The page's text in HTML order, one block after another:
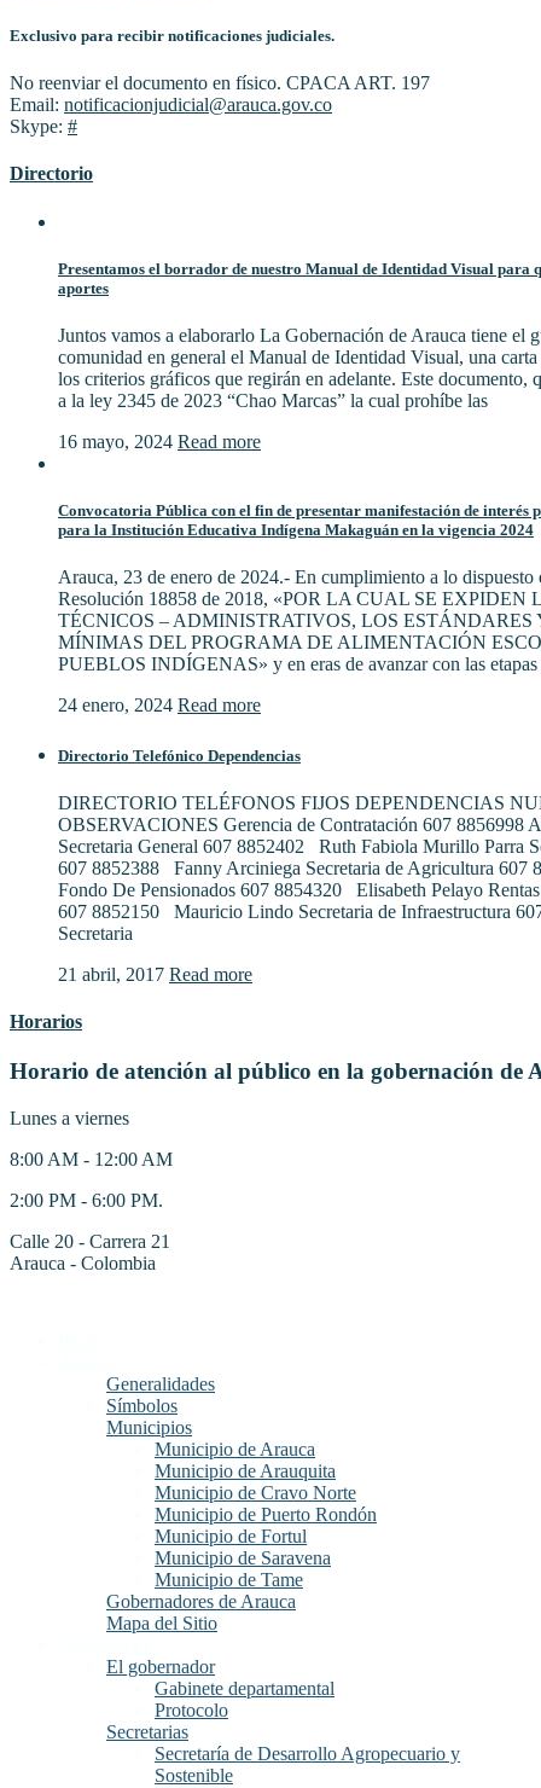
Exclusivo para recibir notificaciones judiciales.
No reenviar el documento en físico. CPACA ART. 197
Email: notificacionjudicial@arauca.gov.co
Skype: #
Directorio
Presentamos el borrador de nuestro Manual de Identidad Visual para
aportes
Juntos vamos a elaborarlo La Gobernación de Arauca tiene el
comunidad en general el Manual de Identidad Visual, una
los criterios gráficos que regirán en adelante. Este documento,
a la ley 2345 de 2023 “Chao Marcas” la cual prohíbe las
16 mayo, 2024 Read more
Convocatoria Pública con el fin de presentar manifestación de interés
para la Institución Educativa Indígena Makaguán en la vigencia 2024
Arauca, 23 de enero de 2024.- En cumplimiento a lo dispuesto
Resolución 18858 de 2018, «POR LA CUAL SE
TÉCNICOS – ADMINISTRATIVOS, LOS ESTÁNDARES
MÍNIMAS DEL PROGRAMA DE ALIMENTACIÓN
PUEBLOS INDÍGENAS» y en eras de avanzar con las etapas
24 enero, 2024 Read more
Directorio Telefónico Dependencias
DIRECTORIO TELÉFONOS FIJOS DEPENDENCIAS
OBSERVACIONES Gerencia de Contratación 607 8856998
Secretaria General 607 8852402 Ruth Fabiola Murillo Parra
607 8852388 Fanny Arciniega Secretaria de Agricultura 607
Fondo De Pensionados 607 8854320 Elisabeth Pelayo
607 8852150 Mauricio Lindo Secretaria de Infraestructura
Secretaria
21 abril, 2017 Read more
Horarios
Horario de atención al público en la gobernación de
Lunes a viernes
8:00 AM - 12:00 AM
2:00 PM - 6:00 PM.
Calle 20 - Carrera 21
Arauca - Colombia
Generalidades
Símbolos
Municipios
Municipio de Arauca
Municipio de Arauquita
Municipio de Cravo Norte
Municipio de Puerto Rondón
Municipio de Fortul
Municipio de Saravena
Municipio de Tame
Gobernadores de Arauca
Mapa del Sitio
El gobernador
Gabinete departamental
Protocolo
Secretarias
Secretaría de Desarrollo Agropecuario y
Sostenible